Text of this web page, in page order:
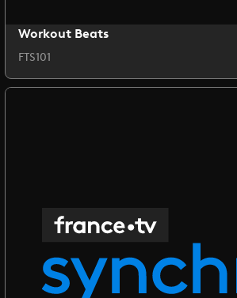
Workout Beats
FTS101